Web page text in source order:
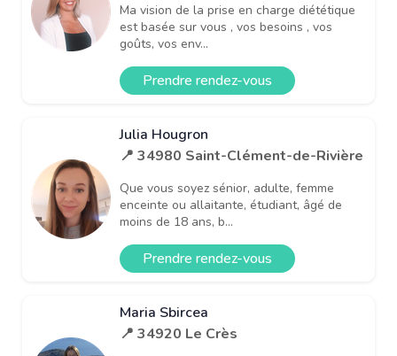
Ma vision de la prise en charge diététique
est basée sur vous , vos besoins , vos
goûts, vos env...
Prendre rendez-vous
Julia Hougron
📍 34980 Saint-Clément-de-Rivière
Que vous soyez sénior, adulte, femme
enceinte ou allaitante, étudiant, âgé de
moins de 18 ans, b...
Prendre rendez-vous
Maria Sbircea
📍 34920 Le Crès